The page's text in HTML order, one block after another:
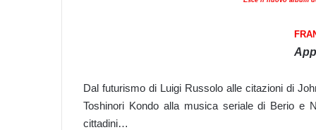
Dal futurismo di Luigi Russolo alle citazioni di
Toshinori Kondo alla musica seriale di Berio e
cittadini…